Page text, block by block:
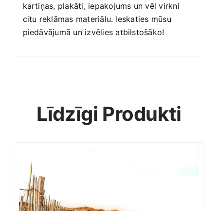
kartiņas, plakāti, iepakojums un vēl virkni
citu reklāmas materiālu. Ieskaties mūsu
piedāvājumā un izvēlies atbilstošāko!
Līdzīgi Produkti